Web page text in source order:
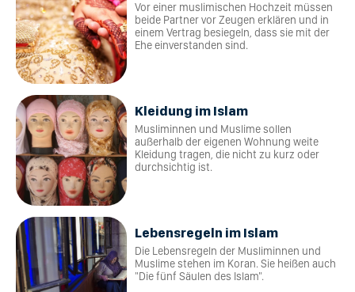
Vor einer muslimischen Hochzeit müssen
beide Partner vor Zeugen erklären und in
einem Vertrag besiegeln, dass sie mit der
Ehe einverstanden sind.
Kleidung im Islam
Musliminnen und Muslime sollen
außerhalb der eigenen Wohnung weite
Kleidung tragen, die nicht zu kurz oder
durchsichtig ist.
Lebensregeln im Islam
Die Lebensregeln der Musliminnen und
Muslime stehen im Koran. Sie heißen auch
"Die fünf Säulen des Islam".